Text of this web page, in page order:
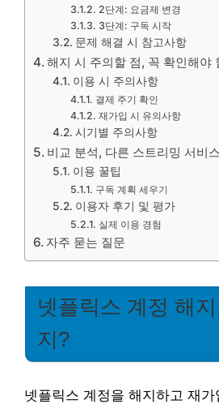
2단계: 요금제 변경
3단계: 구독 시작
문제 해결 시 참고사항
해지 시 주의할 점, 꼭 확인해야
이용 시 주의사항
결제 주기 확인
재가입 시 유의사항
시기별 주의사항
비교 분석, 다른 스트리밍 서비
이용 꿀팁
구독 계획 세우기
이용자 후기 및 평가
실제 이용 경험
자주 묻는 질문
넷플릭스 계정 해
지?
넷플릭스 계정을 해지하고 재